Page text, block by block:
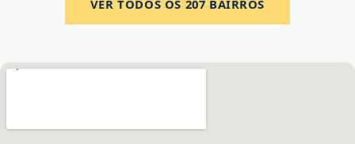
VER TODOS OS 207 BAIRROS